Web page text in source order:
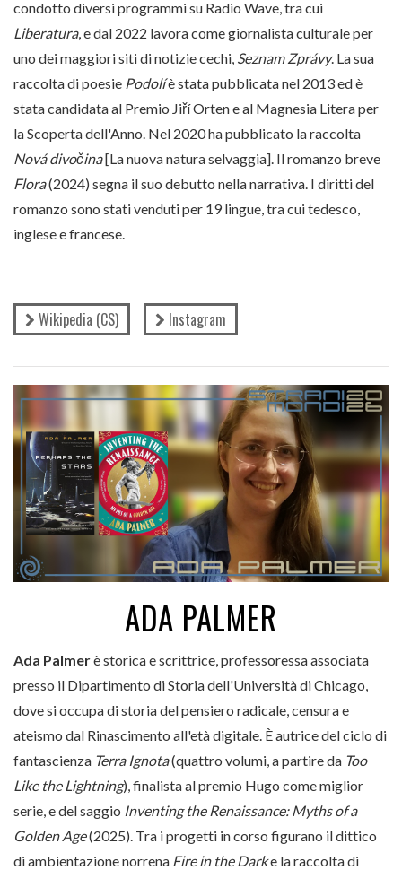
condotto diversi programmi su Radio Wave, tra cui
Liberatura, e dal 2022 lavora come giornalista culturale per
uno dei maggiori siti di notizie cechi, Seznam Zprávy. La sua
raccolta di poesie Podolíè stata pubblicata nel 2013 ed è
stata candidata al Premio Jiří Orten e al Magnesia Litera per
la Scoperta dell'Anno. Nel 2020 ha pubblicato la raccolta
Nová divočina[La nuova natura selvaggia]. Il romanzo breve
Flora(2024) segna il suo debutto nella narrativa. I diritti del
romanzo sono stati venduti per 19 lingue, tra cui tedesco,
inglese e francese.
Wikipedia (CS) Instagram
ADA PALMER
Ada Palmerè storica e scrittrice, professoressa associata
presso il Dipartimento di Storia dell'Università di Chicago,
dove si occupa di storia del pensiero radicale, censura e
ateismo dal Rinascimento all'età digitale. È autrice del ciclo di
fantascienza Terra Ignota(quattro volumi, a partire da Too
Like the Lightning), finalista al premio Hugo come miglior
serie, e del saggio Inventing the Renaissance: Myths of a
Golden Age(2025). Tra i progetti in corso figurano il dittico
di ambientazione norrena Fire in the Darke la raccolta di